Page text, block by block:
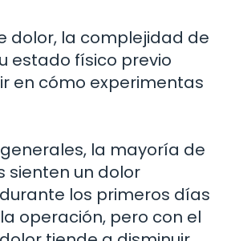
dolor, la complejidad de
estado físico previo
en cómo experimentas
la mayoría de
sienten un dolor
los primeros días
operación, pero con el